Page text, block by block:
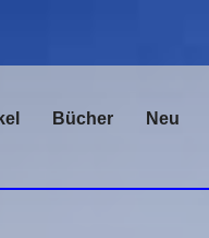
Neu
Bücher